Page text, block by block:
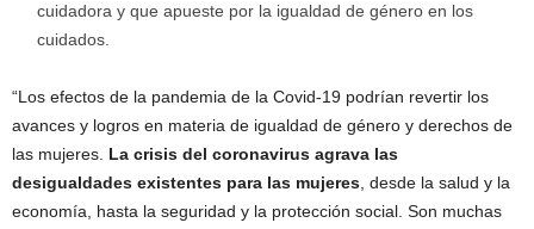
cuidadora y que apueste por la igualdad de género en los
cuidados.
“Los efectos de la pandemia de la Covid-19 podrían revertir los
avances y logros en materia de igualdad de género y derechos de
las mujeres. La crisis del coronavirus agrava las
desigualdades existentes para las mujeres , desde la salud y la
economía, hasta la seguridad y la protección social. Son muchas